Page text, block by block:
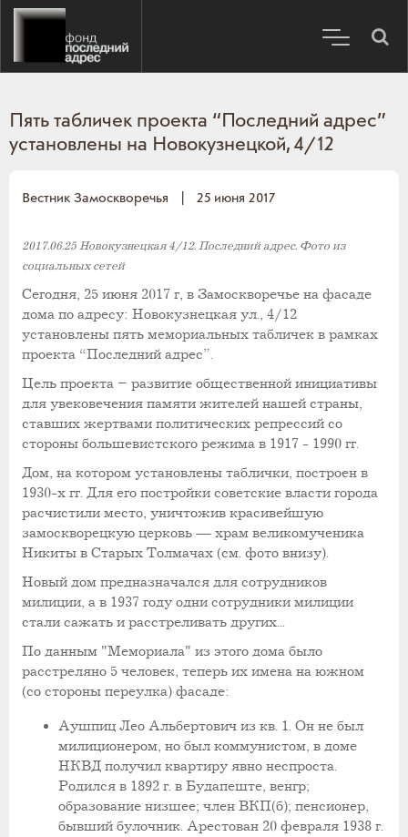
Пять табличек проекта “Последний адрес”
установлены на Новокузнецкой, 4/12
Вестник Замоскворечья 25 июня 2017
2017.06.25 Новокузнецкая 4/12. Последний адрес. Фото из
социальных сетей
Сегодня, 25 июня 2017 г, в Замоскворечье на фасаде
дома по адресу: Новокузнецкая ул., 4/12
установлены пять мемориальных табличек в рамках
проекта “Последний адрес”.
Цель проекта – развитие общественной инициативы
для увековечения памяти жителей нашей страны,
ставших жертвами политических репрессий со
стороны большевистского режима в 1917 - 1990 гг.
Дом, на котором установлены таблички, построен в
1930-х гг. Для его постройки советские власти города
расчистили место, уничтожив красивейшую
замоскворецкую церковь — храм великомученика
Никиты в Старых Толмачах (см. фото внизу).
Новый дом предназначался для сотрудников
милиции, а в 1937 году одни сотрудники милиции
стали сажать и расстреливать других...
По данным "Мемориала" из этого дома было
расстреляно 5 человек, теперь их имена на южном
(со стороны переулка) фасаде:
Аушпиц Лео Альбертович из кв. 1. Он не был
милиционером, но был коммунистом, в доме
НКВД получил квартиру явно неспроста.
Родился в 1892 г. в Будапеште, венгр;
образование низшее; член ВКП(б); пенсионер,
бывший булочник. Арестован 20 февраля 1938 г.